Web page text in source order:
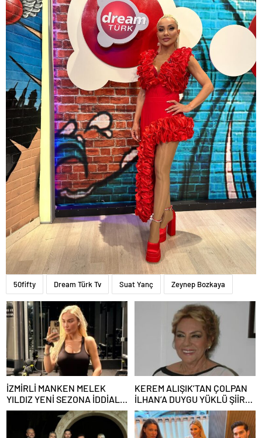
50fifty Dream Türk Tv Suat Yanç Zeynep Bozkaya
İZMİRLİ MANKEN MELEK
YILDIZ YENİ SEZONA İDDİALI
HAZIRLANIYOR!
KEREM ALIŞIK’TAN ÇOLPAN
İLHAN’A DUYGU YÜKLÜ ŞİİR:
“Bir Attila İlhan şiirinden
çıkmıştı sanki”